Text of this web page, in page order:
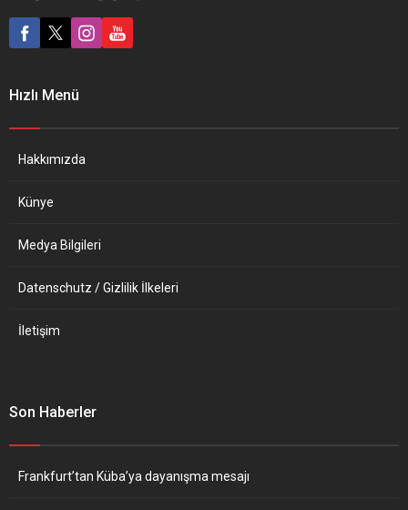
Ukrayna sınırına gitti.
Ülkede İçişleri Bakanı olduğu
göçmenleri kurtaran sivil
vermemesiyle bilinen göç
Hızlı Menü
Hakkımızda
Künye
Medya Bilgileri
Datenschutz / Gizlilik İlkeleri
İletişim
Son Haberler
Frankfurt’tan Küba’ya dayanışma mesajı